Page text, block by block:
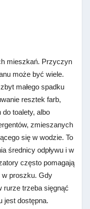
mieszkań. Przyczyn
może być wiele.
małego spadku
resztek farb,
toalety, albo
zmieszanych
się w wodzie. To
średnicy odpływu i w
często pomagają
w proszku. Gdy
rurze trzeba sięgnąć
jest dostępna.